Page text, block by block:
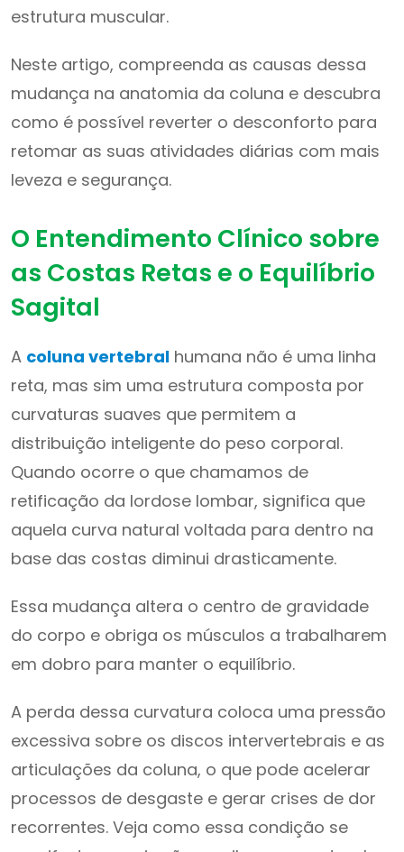
estrutura muscular.
Neste artigo, compreenda as causas dessa
mudança na anatomia da coluna e descubra
como é possível reverter o desconforto para
retomar as suas atividades diárias com mais
leveza e segurança.
O Entendimento Clínico sobre
as Costas Retas e o Equilíbrio
Sagital
A coluna vertebral humana não é uma linha
reta, mas sim uma estrutura composta por
curvaturas suaves que permitem a
distribuição inteligente do peso corporal.
Quando ocorre o que chamamos de
retificação da lordose lombar, significa que
aquela curva natural voltada para dentro na
base das costas diminui drasticamente.
Essa mudança altera o centro de gravidade
do corpo e obriga os músculos a trabalharem
em dobro para manter o equilíbrio.
A perda dessa curvatura coloca uma pressão
excessiva sobre os discos intervertebrais e as
articulações da coluna, o que pode acelerar
processos de desgaste e gerar crises de dor
recorrentes. Veja como essa condição se